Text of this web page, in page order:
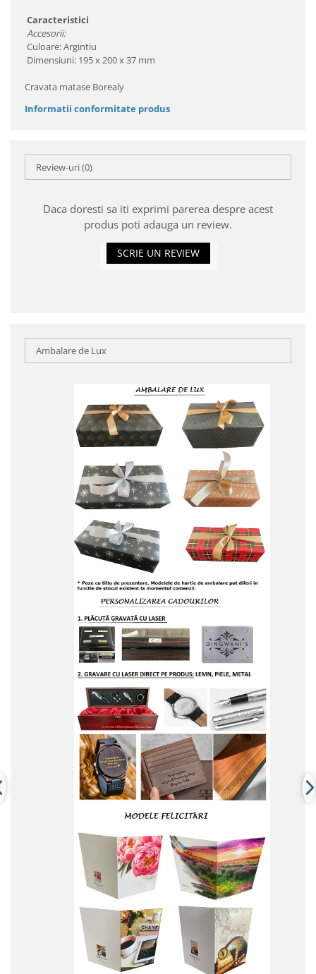
Caracteristici
Accesorii:
Culoare: Argintiu
Dimensiuni: 195 x 200 x 37 mm
Cravata matase Borealy
Informatii conformitate produs
Review-uri(0)
Daca doresti sa iti exprimi parerea despre acest
produs poti adauga un review.
SCRIE UN REVIEW
Ambalare de Lux